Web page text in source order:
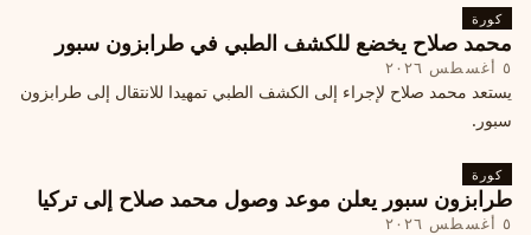
كورة
محمد صلاح يخضع للكشف الطبي في طرابزون سبور
٥ أغسطس ٢٠٢٦
يستعد محمد صلاح لإجراء إلى الكشف الطبي تمهيدا للانتقال إلى طرابزون
سبور.
كورة
طرابزون سبور يعلن موعد وصول محمد صلاح إلى تركيا
٥ أغسطس ٢٠٢٦